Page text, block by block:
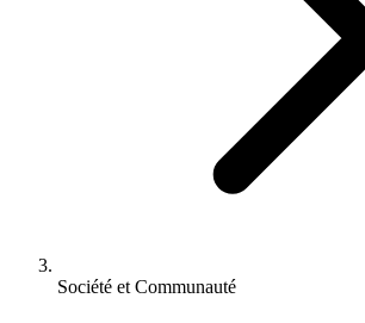
Société et Communauté